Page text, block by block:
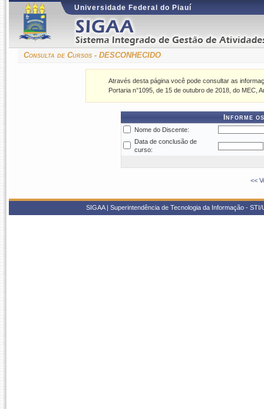
Universidade Federal do Piauí
Consulta de Cursos - DESCONHECIDO
Através desta página você pode consultar as
Portaria n°1095, de 15 de outubro de 2018, do MEC,
Informe
Nome do Discente:
Data de conclusão de
curso:
<<
SIGAA | Superintendência de Tecnologia da Informação -